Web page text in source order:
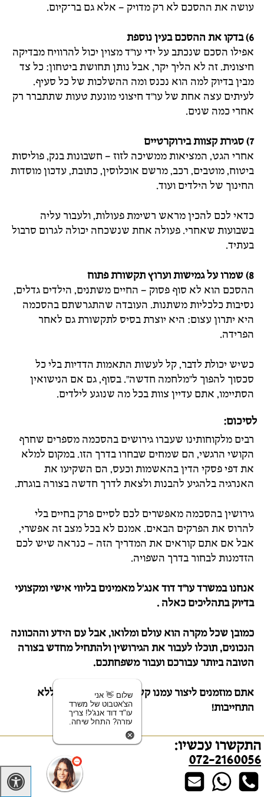
עושה את ההסכם לא רק מדויק – אלא גם בר־קיום.
6) בדקו את ההסכם בעין נוספת
אפילו הסכם שנכתב על ידי עו"ד מצוין יכול להרוויח מבדיקה
חיצונית. זה לא הליך יקר, אבל נותן תחושת ביטחון: כל צד
מבין בדיוק למה הוא נכנס ומה ההשלכות של כל סעיף.
לעיתים עצה אחת של עו"ד חיצוני מונעת טעות שתתברר רק
אחרי כמה שנים.
7) סגירת קצוות בירוקרטיים
אחרי הגט, המציאות ממשיכה לזוז – חשבונות בנק, פוליסות
ביטוח, מוטבים, רכב, מרשם אוכלוסין, כתובת, עדכון מוסדות
החינוך של הילדים ועוד.
כדאי לכם להכין מראש רשימת פעולות, ולעבור עליה
בשבועות שאחרי. פעולה אחת שנשכחה יכולה לגרום סרבול
בעתיד.
8) שמרו על גמישות וערוץ תקשורת פתוח
ההסכם הוא לא סוף פסוק – החיים משתנים, הילדים גדלים,
נסיבות כלכליות משתנות. העובדה שהתגרשתם בהסכמה
היא יתרון עצום: היא יוצרת בסיס לתקשורת גם לאחר
הפרידה.
כשיש יכולת לדבר, קל לעשות התאמות הדדיות בלי כל
סכסוך להפוך ל"מלחמה חדשה". בסוף, גם אם הנישואין
הסתיימו, אתם עדיין צוות בכל מה שנוגע לילדים.
לסיכום:
רבים מלקוחותינו שעברו גירושים בהסכמה מספרים שחרף
הקושי הרגשי, הם שמחים שבחרו בדרך הזו. במקום למלא
את דפי פסקי הדין בהאשמות וכעס, הם השקיעו את
האנרגיה בלהגיע להבנות ולצאת לדרך חדשה בצורה בוגרת.
גירושין בהסכמה מאפשרים לכם לסיים פרק בחיים בלי
להרוס את הפרקים הבאים. אמנם לא בכל מצב זה אפשרי,
אבל אם אתם קוראים את המדריך הזה – כנראה שיש לכם
הזדמנות לבחור בדרך השפויה.
אנחנו במשרד עו"ד דוד אנג'ל מאמינים בליווי אישי ומקצועי
בדיוק בתהליכים כאלה .
כמובן שכל מקרה הוא עולם ומלואו, אבל עם הידע וההכוונה
הנכונים, תוכלו לעבור את הגירושין ולהתחיל מחדש בצורה
הטובה ביותר עבורכם ועבור משפחתכם.
אתם מוזמנים ליצור עמנו קשר לייעוץ ללא עלות וללא
התחייבות!
מה מספרים הלקוחות שלנו
התקשרו עכשיו:
072-2160056
שלום 👋 אני
הצ'אטבוט של משרד
עו"ד דוד אנג'ל! צריך
עזרה? התחל שיחה.